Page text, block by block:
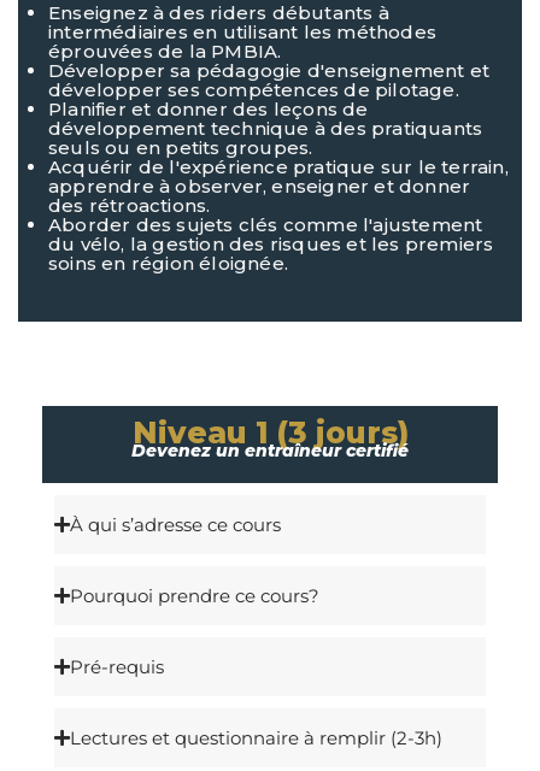
Enseignez à des riders débutants à
intermédiaires en utilisant les méthodes
éprouvées de la PMBIA.
Développer sa pédagogie d'enseignement et
développer ses compétences de pilotage.
Planifier et donner des leçons de
développement technique à des pratiquants
seuls ou en petits groupes.
Acquérir de l'expérience pratique sur le terrain,
apprendre à observer, enseigner et donner
des rétroactions.
Aborder des sujets clés comme l'ajustement
du vélo, la gestion des risques et les premiers
soins en région éloignée.
Niveau 1 (3 jours)
Devenez un entraîneur certifié
À qui s’adresse ce cours
Pourquoi prendre ce cours?
Pré-requis
Lectures et questionnaire à remplir (2-3h)